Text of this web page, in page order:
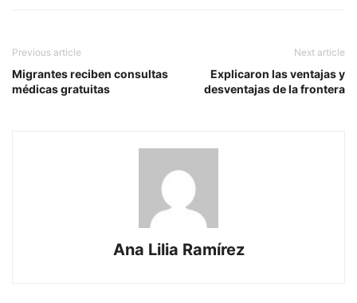
Previous article
Migrantes reciben consultas
médicas gratuitas
Next article
Explicaron las ventajas y
desventajas de la frontera
Ana Lilia Ramírez